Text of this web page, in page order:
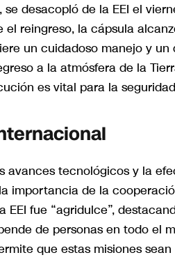
desacopló de la EEI el
el reingreso, la cápsula
un cuidadoso manejo y
a la atmósfera de la
es vital para la
avances tecnológicos y la
importancia de la
fue “agridulce”,
de personas en todo el
que estas misiones sean